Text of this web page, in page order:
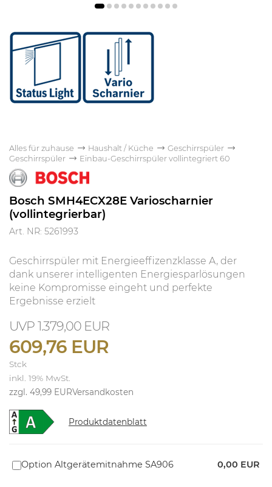
Alles für zuhause Haushalt / Küche
Geschirrspüler
Geschirrspüler
Einbau-Geschirrspüler vollintegriert 60
Bosch SMH4ECX28E Varioscharnier
(vollintegrierbar)
Art. NR: 5261993
Geschirrspüler mit Energieeffizenzklasse A, der
dank unserer intelligenten Energiesparlösungen
keine Kompromisse eingeht und perfekte
Ergebnisse erzielt
1.379,00 EUR
609,76 EUR
Stck
inkl. 19% MwSt.
zzgl. 49,99 EURVersandkosten
Produktdatenblatt
Option Altgerätemitnahme SA906 0,00 EUR